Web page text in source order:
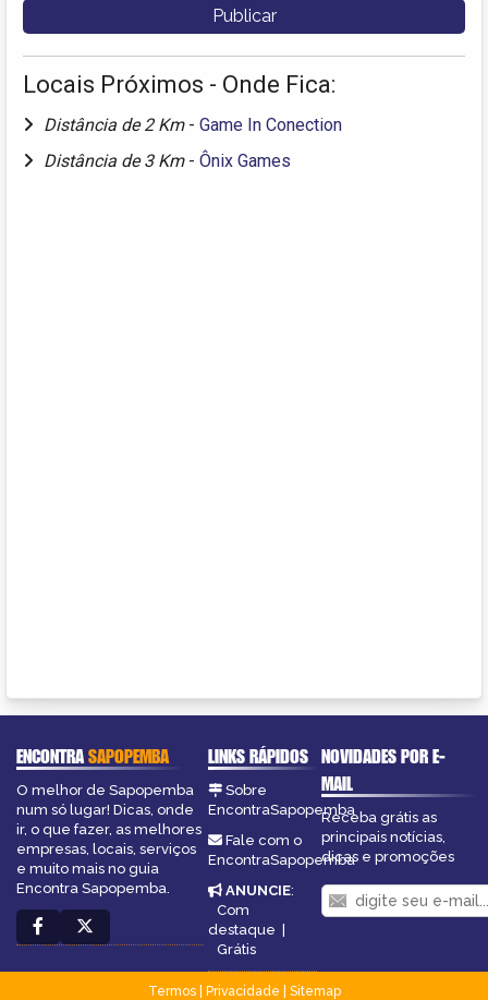
Locais Próximos - Onde Fica:
Distância de 2 Km - Game In Conection
Distância de 3 Km - Ônix Games
ENCONTRASAPOPEMBA
O melhor de Sapopemba
num só lugar! Dicas, onde
ir, o que fazer, as melhores
empresas, locais, serviços
e muito mais no guia
Encontra Sapopemba.
LINKS RÁPIDOS
Sobre
EncontraSapopemba
Fale com o
EncontraSapopemba
ANUNCIE:
Com
destaque |
Grátis
NOVIDADES POR E-
MAIL
Receba grátis as
principais notícias,
dicas e promoções
Termos| Privacidade
Sitemap